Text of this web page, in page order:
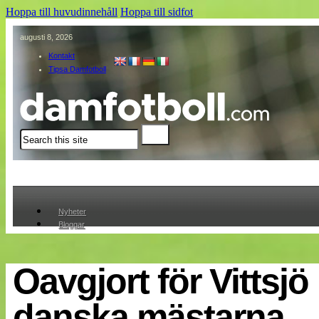
Hoppa till huvudinnehåll Hoppa till sidfot
augusti 8, 2026
Kontakt
Tipsa Damfotboll
Sök
Nyheter
Bloggar
Cuper
Medlemmar
Medlemsbilder
Till klubbkassan
Om oss
Oavgjort för Vittsjö